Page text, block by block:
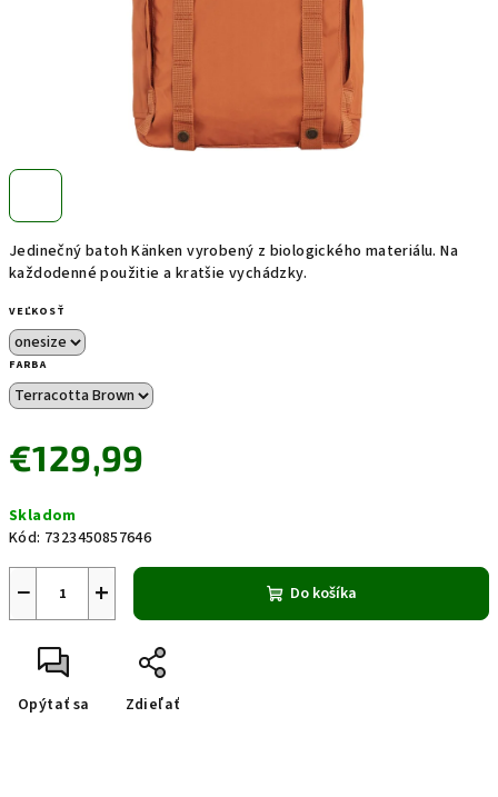
Jedinečný batoh Känken vyrobený z biologického materiálu. Na
každodenné použitie a kratšie vychádzky.
VEĽKOSŤ
FARBA
€129,99
cena:
Skladom
Kód: 7323450857646
+
− Do košíka
Opýtať sa Zdieľať